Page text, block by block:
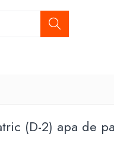
(D-2) apa de